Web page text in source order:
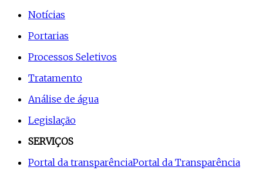
Notícias
Portarias
Processos Seletivos
Tratamento
Análise de água
Legislação
SERVIÇOS
Portal da transparênciaPortal da Transparência